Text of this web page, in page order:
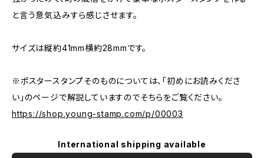
と言う意気込みすら感じさせます。
サイズは縦約41mm横約28mmです。
※ポスタースタンプそのものについては、「初めにお読みくださ
い」のページで解説していますのでそちらをご覧ください。
https://shop.young-stamp.com/p/00003
International shipping available